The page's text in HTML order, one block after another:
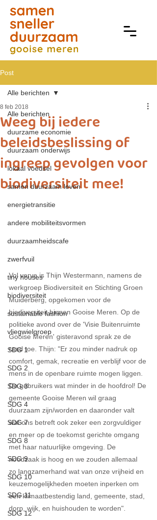
Post
Alle berichten
duurzame economie
duurzaam onderwijs
lokaal voedsel
samen duurzaam leven
energietransitie
andere mobiliteitsvormen
duurzaamheidscafe
zwerfvuil
tiny houses
biodiversiteit
sustainable fashion
vliegwielgroep
SDG 1
SDG 2
SDG 3
SDG 4
SDG 7
SDG 8
SDG 9
SDG 10
SDG 11
SDG 12
Alle berichten
Weeg bij iedere
beleidsbeslissing of
ingreep gevolgen voor
biodiversiteit mee!
8 feb 2018
Vol verve is Thijn Westermann, namens de
werkgroep Biodiversiteit en Stichting Groen
Muiderberg, opgekomen voor de
biodiversiteit binnen Gooise Meren. Op de
politieke avond over de 'Visie Buitenruimte
Gooise Meren' gisteravond sprak ze de
raad toe. Thijn: "Er zou minder nadruk op
comfort, gemak, recreatie en verblijf voor de
mens in de openbare ruimte mogen liggen.
De gebruikers wat minder in de hoofdrol! De
gemeente Gooise Meren wil graag
duurzaam zijn/worden en daaronder valt
wat ons betreft ook zeker een zorgvuldiger
en meer op de toekomst gerichte omgang
met haar natuurlijke omgeving. De
noodzaak is hoog en we zouden allemaal
zo langzamerhand wat van onze vrijheid en
keuzemogelijkheden moeten inperken om
een klimaatbestendig land, gemeente, stad,
dorp, wijk, en huishouden te worden".